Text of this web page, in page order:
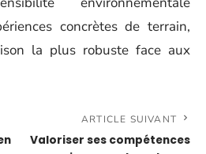
concrètes de terrain,
la plus robuste face aux
ARTICLE SUIVANT
Valoriser ses compétences